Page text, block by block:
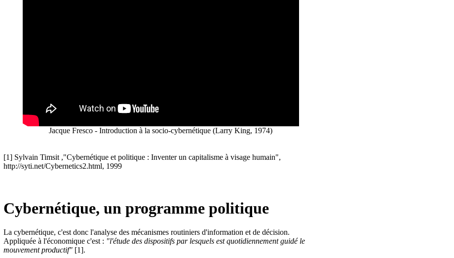
Jacque Fresco - Introduction à la socio-cybernétique (Larry King, 1974)
[1] Sylvain Timsit ,"Cybernétique et politique : Inventer un capitalisme à visage humain",
http://syti.net/Cybernetics2.html, 1999
Cybernétique, un programme politique
La cybernétique, c'est donc l'analyse des mécanismes routiniers d'information et de décision.
Appliquée à l'économique c'est : "l'étude des dispositifs par lesquels est quotidiennement guidé le
mouvement productif" [1].